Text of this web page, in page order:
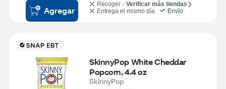
Agregar
Recoger - Verificar más tiendas
Entrega el mismo día
Envío
SkinnyPop White Cheddar
Popcorn, 4.4 oz
SkinnyPop